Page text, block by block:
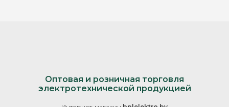
Оптовая и розничная торговля
электротехнической продукцией